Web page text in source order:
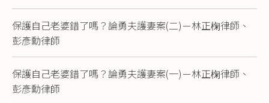
保護自己老婆錯了嗎？論勇夫護妻案(二)－林正椈律師、
彭彥勳律師
保護自己老婆錯了嗎？論勇夫護妻案(一)－林正椈律師、
彭彥勳律師